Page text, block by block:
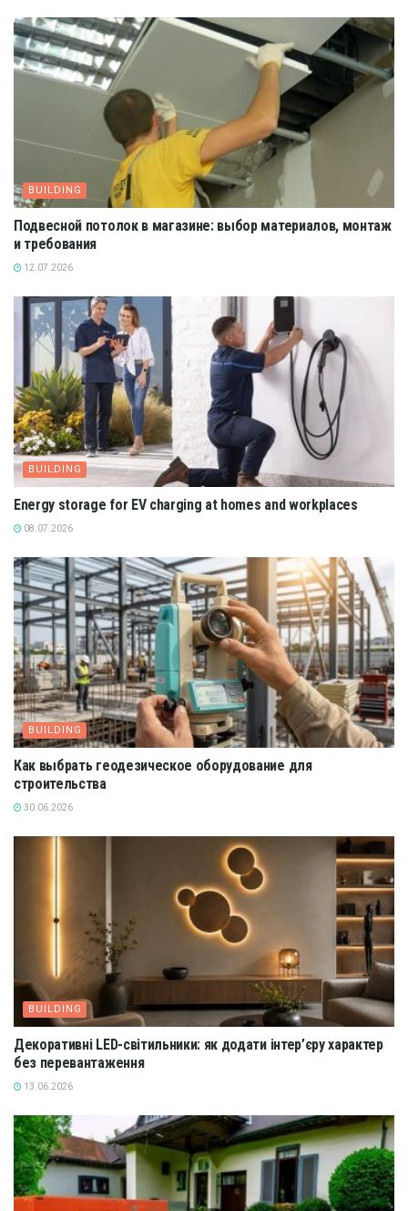
BUILDING
Подвесной потолок в магазине: выбор материалов, монтаж
и требования
12.07.2026
BUILDING
Energy storage for EV charging at homes and workplaces
08.07.2026
BUILDING
Как выбрать геодезическое оборудование для
строительства
30.06.2026
BUILDING
Декоративні LED-світильники: як додати інтер’єру характер
без перевантаження
13.06.2026